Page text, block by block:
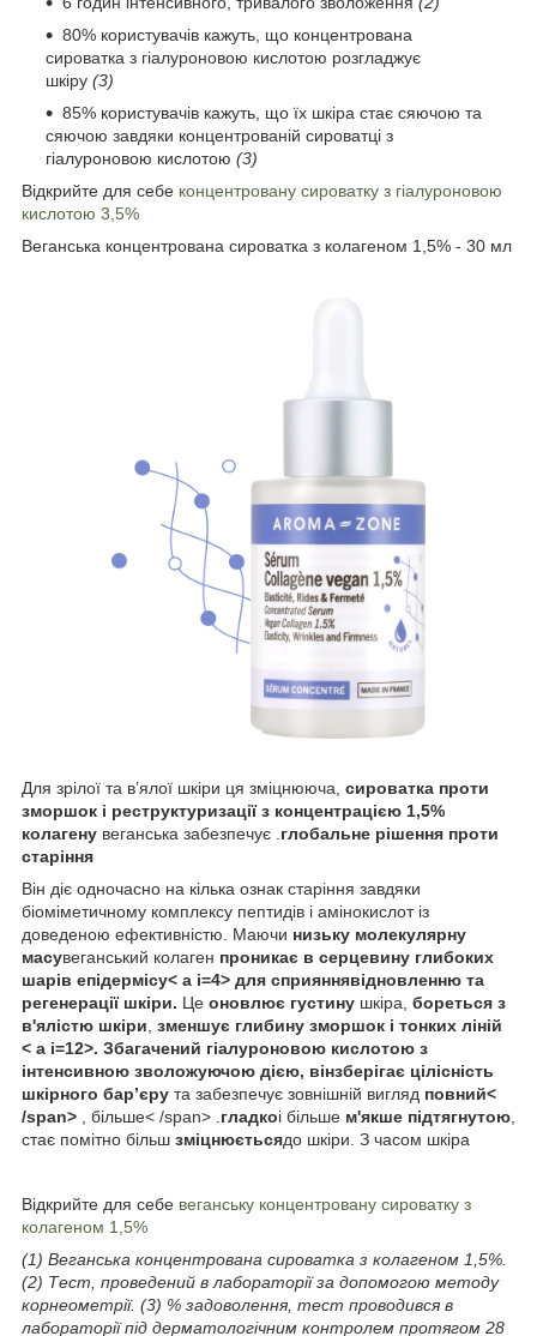
80% користувачів кажуть, що концентрована
сироватка з гіалуроновою кислотою розгладжує
шкіру (3)
85% користувачів кажуть, що їх шкіра стає сяючою та
сяючою завдяки концентрованій сироватці з
гіалуроновою кислотою (3)
Відкрийте для себе концентровану сироватку з гіалуроновою
кислотою 3,5%
Веганська концентрована сироватка з колагеном 1,5% - 30 мл
Для зрілої та в’ялої шкіри ця зміцнююча, сироватка проти
зморшок і реструктуризації з концентрацією 1,5%
колагену веганська забезпечує .глобальне рішення проти
старіння
Він діє одночасно на кілька ознак старіння завдяки
біоміметичному комплексу пептидів і амінокислот із
доведеною ефективністю. Маючи низьку молекулярну
масувеганський колаген проникає в серцевину глибоких
шарів епідермісу< a i=4> для сприяннявідновленню та
регенерації шкіри. Це оновлює густину шкіра, бореться з
в'ялістю шкіри, зменшує глибину зморшок і тонких ліній
< a i=12>. Збагачений гіалуроновою кислотою з
інтенсивною зволожуючою дією, вінзберігає цілісність
шкірного бар’єру та забезпечує зовнішній вигляд повний<
/span> , більше< /span> .гладкоі більше м'якше підтягнутою,
стає помітно більш зміцнюєтьсядо шкіри. З часом шкіра
Відкрийте для себе веганську концентровану сироватку з
колагеном 1,5%
(1) Веганська концентрована сироватка з колагеном 1,5%.
(2) Тест, проведений в лабораторії за допомогою методу
корнеометрії. (3) % задоволення, тест проводився в
лабораторії під дерматологічним контролем протягом 28